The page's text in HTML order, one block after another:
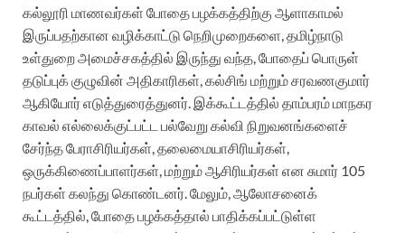
கல்லூரி மாணவர்கள் போதை பழக்கத்திற்கு ஆளாகாமல்
இருப்பதற்கான வழிக்காட்டு நெறிமுறைகளை, தமிழ்நாடு
உள்துறை அமைச்சகத்தில் இருந்து வந்த, போதைப் பொருள்
தடுப்புக் குழுவின் அதிகாரிகள், கல்சிங் மற்றும் சரவணகுமார்
ஆகியோர் எடுத்துரைத்துனர். இக்கூட்டத்தில் தாம்பரம் மாநகர
காவல் எல்லைக்குட்பட்ட பல்வேறு கல்வி நிறுவனங்களைச்
சேர்ந்த பேராசிரியர்கள், தலைமையாசிரியர்கள்,
ஒருக்கிணைப்பாளர்கள், மற்றும் ஆசிரியர்கள் என சுமார் 105
நபர்கள் கலந்து கொண்டனர். மேலும், ஆலோசனைக்
கூட்டத்தில், போதை பழக்கத்தால் பாதிக்கப்பட்டுள்ள